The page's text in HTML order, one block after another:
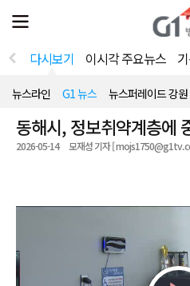
전
체
뉴
열
다시보기 이시각 주요뉴스
뉴스라인 G1 뉴스 뉴스퍼레이드 강원
동해시, 정보취약계층에
2026-05-14 모재성 기자 [